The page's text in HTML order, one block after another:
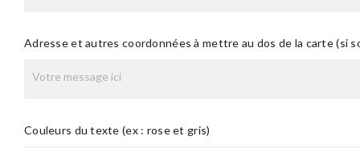
Adresse et autres coordonnées à mettre au dos de la carte (si
Couleurs du texte (ex : rose et gris)